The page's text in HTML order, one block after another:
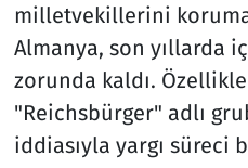
milletvekillerini
Almanya, son yıllarda
zorunda kaldı.
"Reichsbürger" adlı
iddiasıyla yargı süreci